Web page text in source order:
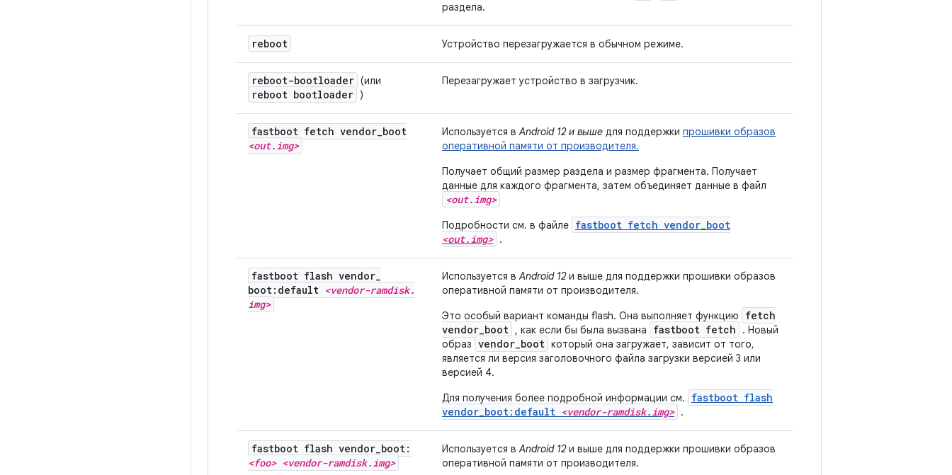
раздела.
reboot Устройство перезагружается в обычном режиме.
reboot-bootloader (или
reboot bootloader )
Перезагружает устройство в загрузчик.
fastboot fetch vendor_boot
<out.img>
Используется вAndroid 12 и выше для поддержки прошивки образов
оперативной памяти от производителя.
Получает общий размер раздела и размер фрагмента. Получает
данные для каждого фрагмента, затем объединяет данные в файл
<out.img>
Подробности см. в файле fastboot fetch vendor_boot
<out.img> .
fastboot flash vendor_
boot:default <vendor-ramdisk.
img>
Используется вAndroid 12и выше для поддержки прошивки образов
оперативной памяти от производителя.
Это особый вариант команды flash. Она выполняет функцию
fetch
vendor_boot , как если бы была вызвана fastboot fetch
. Новый
образ vendor_boot который она загружает, зависит от того,
является ли версия заголовочного файла загрузки версией 3 или
версией 4.
Для получения более подробной информации см.
fastboot flash
vendor_boot:default <vendor-ramdisk.img> .
fastboot flash vendor_boot:
<foo> <vendor-ramdisk.img>
Используется вAndroid 12и выше для поддержки прошивки образов
оперативной памяти от производителя.